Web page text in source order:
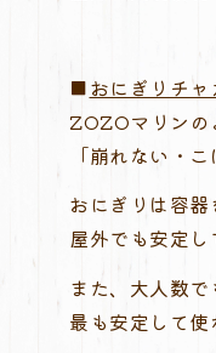
■おにぎりチャ
ZOZOマリンの
「崩れない・
おにぎりは容器
屋外でも安定し
また、大人数
最も安定して使